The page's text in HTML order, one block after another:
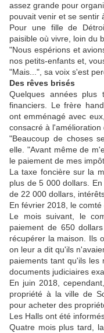
assez grande pour
pouvait venir et se sentir
Pour une fille de
paisible où vivre, loin du
"Nous espérions et
nos petits-enfants et,
"Mais...", sa voix s'est
Des rêves brisés
Quelques années
financiers. Le frère
ont emménagé avec
consacré à l'amélioration
"Beaucoup de choses
elle. "Avant même de
le paiement de mes
La taxe foncière sur la
plus de 5 000 dollars.
de 22 000 dollars,
En février 2018, le
Le mois suivant, le
paiement de 650
récupérer la maison. Ils
on leur a dit qu'ils
paiements tant qu'ils les
documents judiciaires
En juin 2018,
propriété à la ville de
pour acheter des
Les Halls ont été
Quatre mois plus tard,